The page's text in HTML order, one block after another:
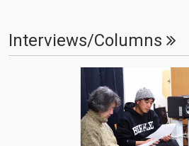
Interviews/Columns